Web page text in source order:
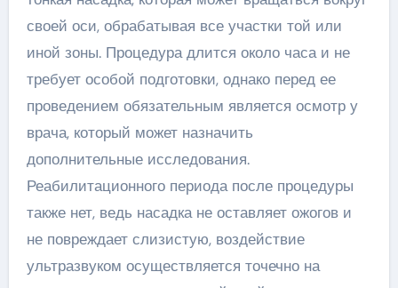
своей оси, обрабатывая все участки той или
иной зоны. Процедура длится около часа и не
требует особой подготовки, однако перед ее
проведением обязательным является осмотр у
врача, который может назначить
дополнительные исследования.
Реабилитационного периода после процедуры
также нет, ведь насадка не оставляет ожогов и
не повреждает слизистую, воздействие
ультразвуком осуществляется точечно на